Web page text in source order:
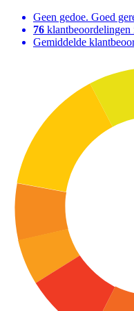
Geen gedoe. Goed
76 klantbeoordelingen
Gemiddelde